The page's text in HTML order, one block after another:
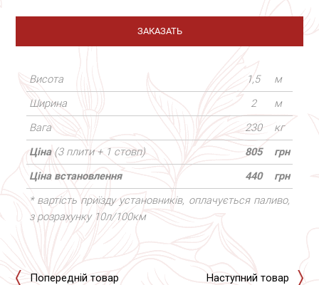
ЗАКАЗАТЬ
Висота 1,5
м
Ширина
2
м
Вага
230
кг
Ціна (3 плити + 1 стовп) 805
грн
Ціна встановлення
440
грн
* вартість приїзду установників, оплачується паливо,
з розрахунку 10л/100км
Попередній товар Наступний товар